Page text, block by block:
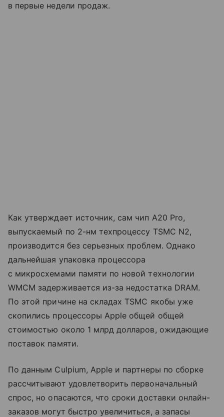
в первые недели продаж.
Как утверждает источник, сам чип A20 Pro,
выпускаемый по 2-нм техпроцессу TSMC N2,
производится без серьезных проблем. Однако
дальнейшая упаковка процессора
с микросхемами памяти по новой технологии
WMCM задерживается из-за недостатка DRAM.
По этой причине на складах TSMC якобы уже
скопились процессоры Apple общей общей
стоимостью около 1 млрд долларов, ожидающие
поставок памяти.
По данным Culpium, Apple и партнеры по сборке
рассчитывают удовлетворить первоначальный
спрос, но опасаются, что сроки доставки онлайн-
заказов могут быстро увеличиться, а запасы